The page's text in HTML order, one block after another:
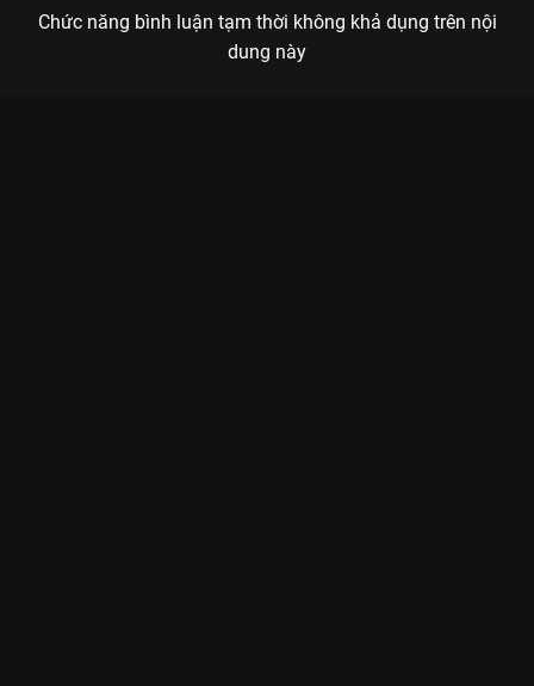
Chức năng bình luận tạm thời không khả dụng trên nội
dung này